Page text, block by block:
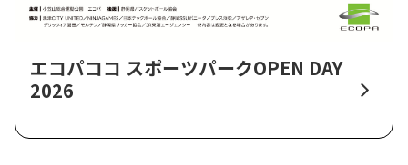
エコパココ スポーツパークOPEN DAY
2026